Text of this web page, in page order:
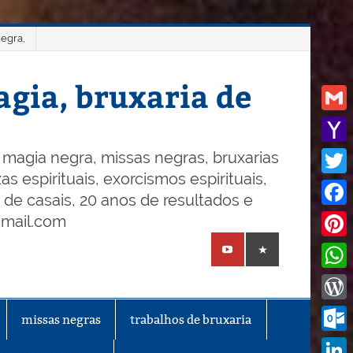
bruxaria de
negra, missas negras, bruxarias
espirituais, exorcismos espirituais,
casais, 20 anos de resultados e
missas negras trabalhos de bruxaria
Gmail
Mail